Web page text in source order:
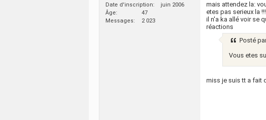
Date d'inscription
juin 2006
Âge
47
Messages
2 023
mais attendez la:
etes pas serieux la
il n'a ka allé voir se
réactions
Posté
Vous etes
miss je suis tt a fait